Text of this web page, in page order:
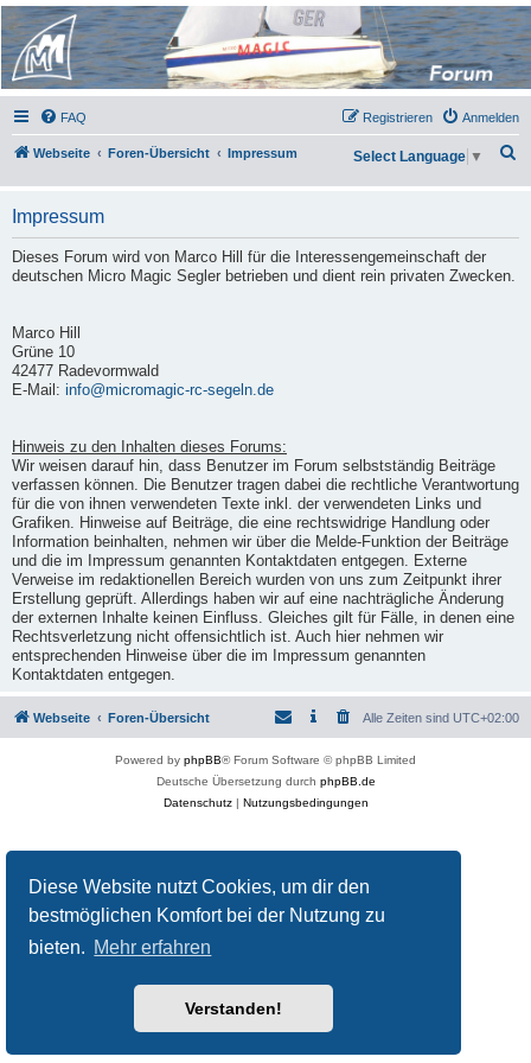
Diese Website nutzt Cookies, um dir den
bestmöglichen Komfort bei der Nutzung zu
bieten. Mehr erfahren
Verstanden!
Micro Magic Forum
Deutschland
FAQ Anmelden
Registrieren
Webseite Foren-Übersicht Impressum
h
Select Language ▼
Impressum
Dieses Forum wird von Marco Hill für die Interessengemeinschaft der
deutschen Micro Magic Segler betrieben und dient rein privaten Zwecken.
Marco Hill
Grüne 10
42477 Radevormwald
E-Mail: info@micromagic-rc-segeln.de
Hinweis zu den Inhalten dieses Forums:
Wir weisen darauf hin, dass Benutzer im Forum selbstständig Beiträge
verfassen können. Die Benutzer tragen dabei die rechtliche Verantwortung
für die von ihnen verwendeten Texte inkl. der verwendeten Links und
Grafiken. Hinweise auf Beiträge, die eine rechtswidrige Handlung oder
Information beinhalten, nehmen wir über die Melde-Funktion der Beiträge
und die im Impressum genannten Kontaktdaten entgegen. Externe
Verweise im redaktionellen Bereich wurden von uns zum Zeitpunkt ihrer
Erstellung geprüft. Allerdings haben wir auf eine nachträgliche Änderung
der externen Inhalte keinen Einfluss. Gleiches gilt für Fälle, in denen eine
Rechtsverletzung nicht offensichtlich ist. Auch hier nehmen wir
entsprechenden Hinweise über die im Impressum genannten
Kontaktdaten entgegen.
Webseite Foren-Übersicht Alle Zeiten sind UTC+02:00
Powered by phpBB® Forum Software © phpBB Limited
Deutsche Übersetzung durch phpBB.de
Datenschutz| Nutzungsbedingungen